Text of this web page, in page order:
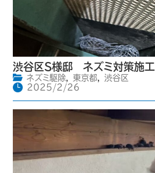
渋谷区S様邸 ネズミ対策施工
ネズミ駆除, 東京都,
渋谷区
2025/2/26